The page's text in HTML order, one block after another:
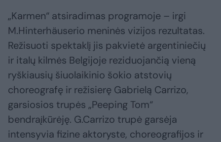
„Karmen“ atsiradimas programoje – irgi
M.Hinterhäuserio meninės vizijos rezultatas.
Režisuoti spektaklį jis pakvietė argentiniečių
ir italų kilmės Belgijoje reziduojančią vieną
ryškiausių šiuolaikinio šokio atstovių
choreografę ir režisierę Gabrielą Carrizo,
garsiosios trupės „Peeping Tom“
bendraįkūrėję. G.Carrizo trupė garsėja
intensyvia fizine aktoryste, choreografijos ir